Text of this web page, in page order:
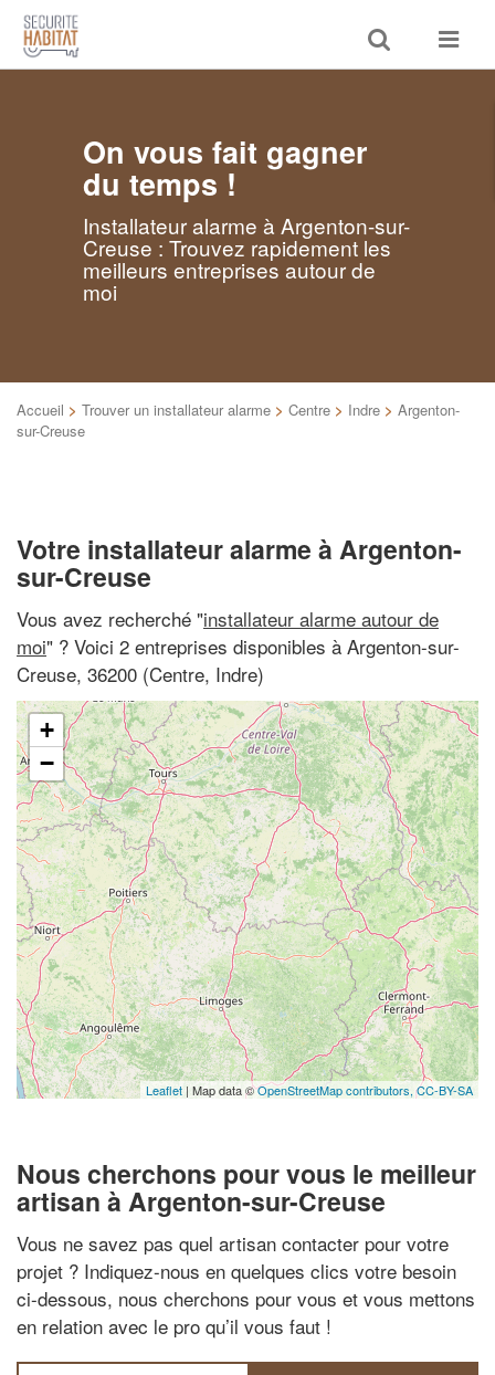
Toggle
search
Toggle
On vous fait gagner
du temps !
Installateur alarme à Argenton-sur-
Creuse : Trouvez rapidement les
meilleurs entreprises autour de
moi
Accueil > Trouver un installateur alarme > Centre > Indre > Argenton-
sur-Creuse
Votre installateur alarme à Argenton-
sur-Creuse
Vous avez recherché "installateur alarme autour de
moi" ? Voici 2 entreprises disponibles à Argenton-sur-
Creuse, 36200 (Centre, Indre)
+
−
Leaflet | Map data ©OpenStreetMap contributors,CC-BY-SA
Nous cherchons pour vous le meilleur
artisan à Argenton-sur-Creuse
Vous ne savez pas quel artisan contacter pour votre
projet ? Indiquez-nous en quelques clics votre besoin
ci-dessous, nous cherchons pour vous et vous mettons
en relation avec le pro qu’il vous faut !